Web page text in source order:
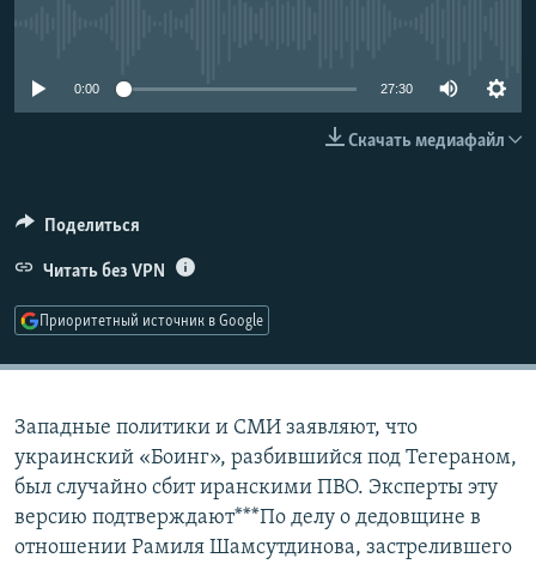
0:00 27:30
Скачать медиафайл
Поделиться
Читать без VPN
Приоритетный источник в Google
Западные политики и СМИ заявляют, что
украинский «Боинг», разбившийся под Тегераном,
был случайно сбит иранскими ПВО. Эксперты эту
версию подтверждают***По делу о дедовщине в
отношении Рамиля Шамсутдинова, застрелившего